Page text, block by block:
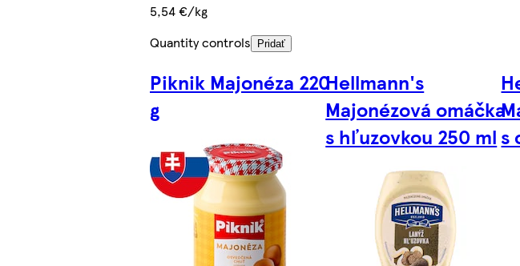
5,54 €/kg
Quantity controls
Pridať
Piknik Majonéza 220
g
Hellmann's
Majonézová omáčka
s hľuzovkou 250 ml s